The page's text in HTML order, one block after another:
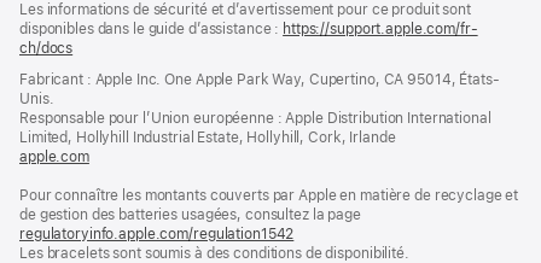
de
page
de
bas
page
Les informations de sécurité et d’avertissement pour ce produit sont
disponibles dans le guide d’assistance : https://support.apple.com/fr-
ch/docs
une
fenêtre)
Fabricant : Apple Inc. One Apple Park Way, Cupertino, CA 95014, États-
Unis.
Responsable pour l’Union européenne : Apple Distribution International
Limited, Hollyhill Industrial Estate, Hollyhill, Cork, Irlande
apple.com(s’ouvre
une
nouvelle
fenêtre)
Pour connaître les montants couverts par Apple en matière de recyclage et
de gestion des batteries usagées, consultez la page
regulatoryinfo.apple.com/regulation1542
dans
Les bracelets sont soumis à des conditions de disponibilité.